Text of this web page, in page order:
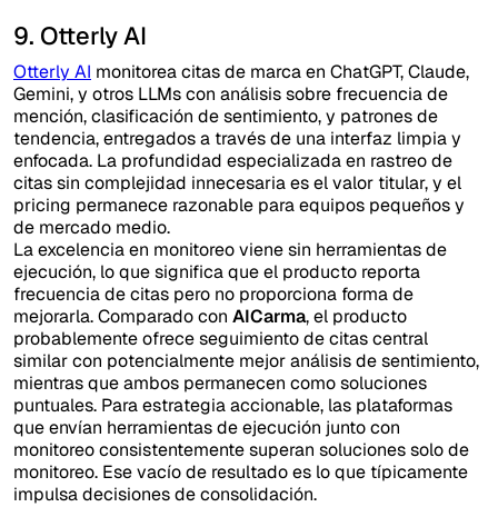
9. Otterly AI
Otterly AI monitorea citas de marca en ChatGPT, Claude,
Gemini, y otros LLMs con análisis sobre frecuencia de
mención, clasificación de sentimiento, y patrones de
tendencia, entregados a través de una interfaz limpia y
enfocada. La profundidad especializada en rastreo de
citas sin complejidad innecesaria es el valor titular, y el
pricing permanece razonable para equipos pequeños y
de mercado medio.
La excelencia en monitoreo viene sin herramientas de
ejecución, lo que significa que el producto reporta
frecuencia de citas pero no proporciona forma de
mejorarla. Comparado con AICarma, el producto
probablemente ofrece seguimiento de citas central
similar con potencialmente mejor análisis de sentimiento,
mientras que ambos permanecen como soluciones
puntuales. Para estrategia accionable, las plataformas
que envían herramientas de ejecución junto con
monitoreo consistentemente superan soluciones solo de
monitoreo. Ese vacío de resultado es lo que típicamente
impulsa decisiones de consolidación.